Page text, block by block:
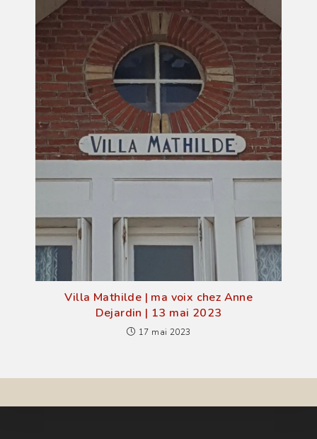
Villa Mathilde | ma voix chez Anne
Dejardin | 13 mai 2023
17 mai 2023